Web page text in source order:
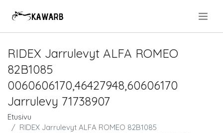
RIDEX Jarrulevyt ALFA ROMEO
82B1085
0060606170,46427948,60606170
Jarrulevy 71738907
Etusivu
RIDEX Jarrulevyt ALFA ROMEO 82B1085